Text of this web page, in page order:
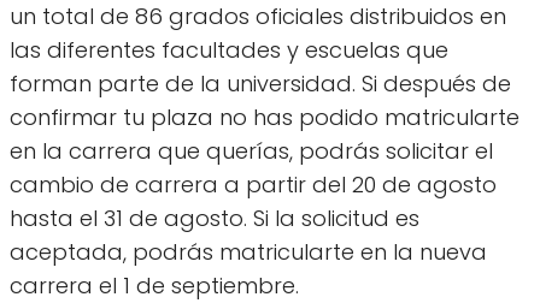
un total de 86 grados oficiales distribuidos en
las diferentes facultades y escuelas que
forman parte de la universidad. Si después de
confirmar tu plaza no has podido matricularte
en la carrera que querías, podrás solicitar el
cambio de carrera a partir del 20 de agosto
hasta el 31 de agosto. Si la solicitud es
aceptada, podrás matricularte en la nueva
carrera el 1 de septiembre.